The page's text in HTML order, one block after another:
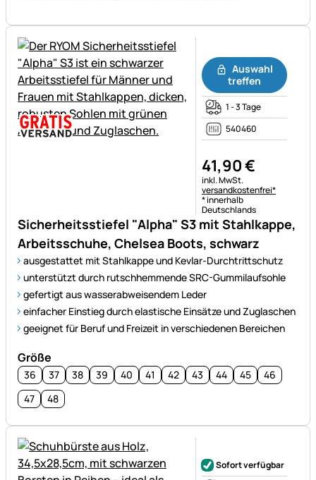
Sicherheitsstiefel "Alpha" S3 mit Stahlkappe,
Arbeitsschuhe, Chelsea Boots, schwarz
ausgestattet mit Stahlkappe und Kevlar-Durchtrittschutz
unterstützt durch rutschhemmende SRC-Gummilaufsohle
gefertigt aus wasserabweisendem Leder
einfacher Einstieg durch elastische Einsätze und Zuglaschen
geeignet für Beruf und Freizeit in verschiedenen Bereichen
Größe
36 37 38 39 40 41 42 43 44 45
46
47
48
Auswahl
treffen
1 - 3 Tage
540460
41,90€
Steuerhinweis:
inkl. MwSt.
versandkostenfrei*
* innerhalb
Deutschlands
Sofort verfügbar